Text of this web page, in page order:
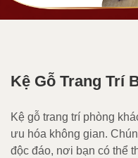
Kệ Gỗ Trang Trí
Kệ gỗ trang trí phòng
ưu hóa không gian.
độc đáo, nơi bạn có thể